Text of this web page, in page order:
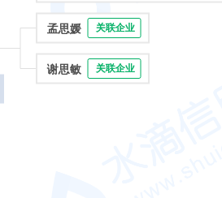
孟思媛 关联企业
谢思敏 关联企业